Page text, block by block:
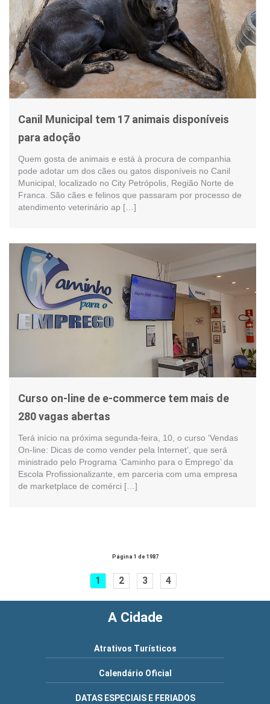
Canil Municipal tem 17 animais disponíveis
para adoção
Quem gosta de animais e está à procura de companhia
pode adotar um dos cães ou gatos disponíveis no Canil
Municipal, localizado no City Petrópolis, Região Norte de
Franca. São cães e felinos que passaram por processo de
atendimento veterinário ap […]
Curso on-line de e-commerce tem mais de
280 vagas abertas
Terá início na próxima segunda-feira, 10, o curso ‘Vendas
On-line: Dicas de como vender pela Internet’, que será
ministrado pelo Programa ‘Caminho para o Emprego’ da
Escola Profissionalizante, em parceria com uma empresa
de marketplace de comérci […]
Página 1 de 1987
1 2 3 4
A Cidade
Atrativos Turísticos
Calendário Oficial
DATAS ESPECIAIS E FERIADOS